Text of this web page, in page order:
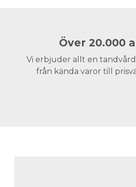
Över 20.000
Vi erbjuder allt en
från kända varor till